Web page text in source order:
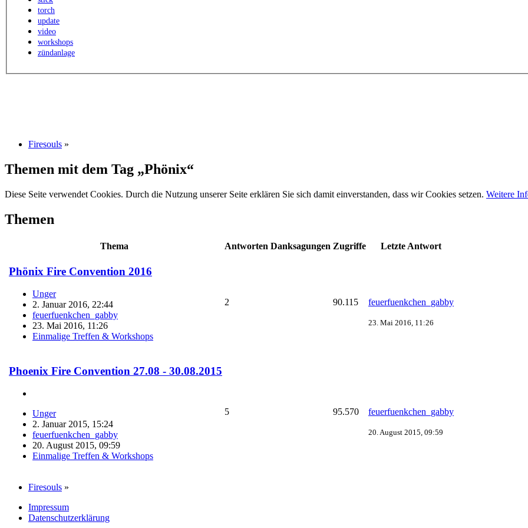
torch
update
video
workshops
zündanlage
Firesouls »
Themen mit dem Tag „Phönix“
Diese Seite verwendet Cookies. Durch die Nutzung unserer Seite erklären Sie sich damit einverstanden, dass wir Cookies setzen. Weitere
Themen
Thema Antworten Danksagungen Zugriffe Letzte Antwort
Phönix Fire Convention 2016
Unger
2. Januar 2016, 22:44
feuerfuenkchen_gabby
23. Mai 2016, 11:26
Einmalige Treffen & Workshops
2 90.115 feuerfuenkchen_gabby
23. Mai 2016, 11:26
Phoenix Fire Convention 27.08 - 30.08.2015
Unger
2. Januar 2015, 15:24
feuerfuenkchen_gabby
20. August 2015, 09:59
Einmalige Treffen & Workshops
5 95.570 feuerfuenkchen_gabby
20. August 2015, 09:59
Firesouls »
Impressum
Datenschutzerklärung